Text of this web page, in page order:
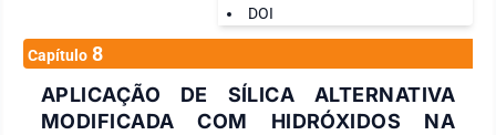
DOI
Capítulo 8
APLICAÇÃO DE SÍLICA ALTERNATIVA
MODIFICADA COM HIDRÓXIDOS NA